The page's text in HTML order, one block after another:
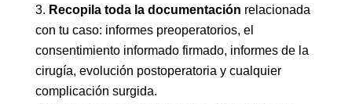
Recopila toda la documentación relacionada
con tu caso: informes preoperatorios, el
consentimiento informado firmado, informes de la
cirugía, evolución postoperatoria y cualquier
complicación surgida.